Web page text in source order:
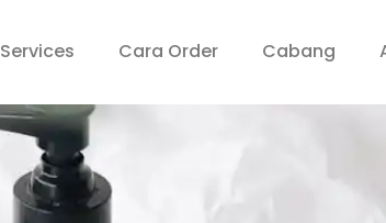
Services Cara Order Cabang